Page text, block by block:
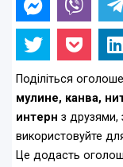
Поділіться
мулине, канва,
интерн з друзями,
використовуйте
Це додасть